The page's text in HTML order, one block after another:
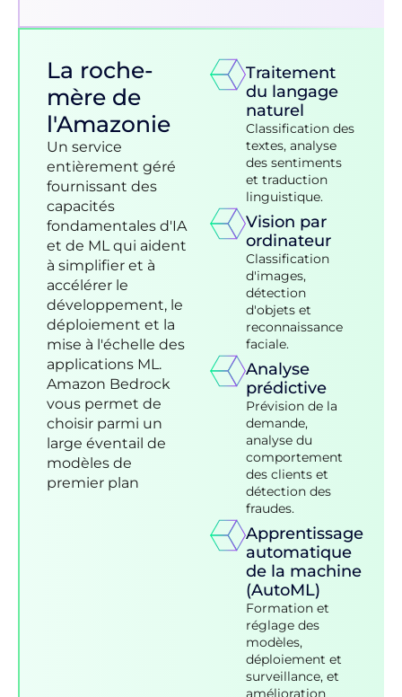
La roche-
mère de
l'Amazonie
Un service
entièrement géré
fournissant des
capacités
fondamentales d'IA
et de ML qui aident
à simplifier et à
accélérer le
développement, le
déploiement et la
mise à l'échelle des
applications ML.
Amazon Bedrock
vous permet de
choisir parmi un
large éventail de
modèles de
premier plan
Traitement
du langage
naturel
Classification des
textes, analyse
des sentiments
et traduction
linguistique.
Vision par
ordinateur
Classification
d'images,
détection
d'objets et
reconnaissance
faciale.
Analyse
prédictive
Prévision de la
demande,
analyse du
comportement
des clients et
détection des
fraudes.
Apprentissage
automatique
de la machine
(AutoML)
Formation et
réglage des
modèles,
déploiement et
surveillance, et
amélioration